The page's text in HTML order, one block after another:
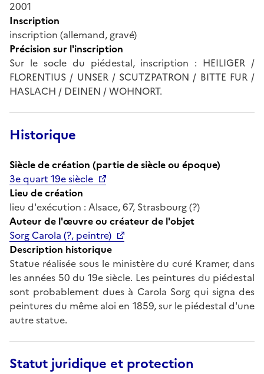
2001
Inscription
inscription (allemand, gravé)
Précision sur l'inscription
Sur le socle du piédestal, inscription : HEILIGER /
FLORENTIUS / UNSER / SCUTZPATRON / BITTE FUR /
HASLACH / DEINEN / WOHNORT.
Historique
Siècle de création (partie de siècle ou époque)
3e quart 19e siècle
Lieu de création
lieu d'exécution : Alsace, 67, Strasbourg (?)
Auteur de l'œuvre ou créateur de l'objet
Sorg Carola (?, peintre)
Description historique
Statue réalisée sous le ministère du curé Kramer, dans
les années 50 du 19e siècle. Les peintures du piédestal
sont probablement dues à Carola Sorg qui signa des
peintures du même aloi en 1859, sur le piédestal d'une
autre statue.
Statut juridique et protection